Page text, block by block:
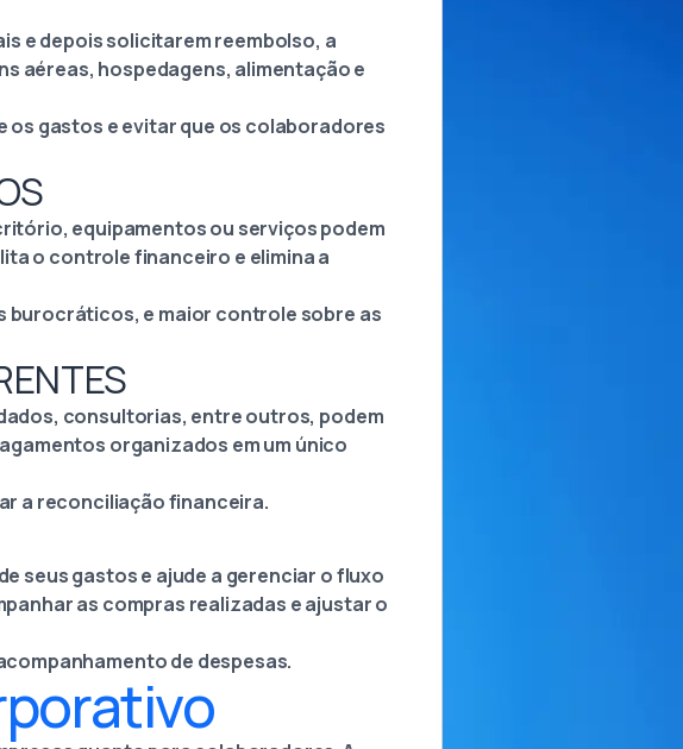
e depois solicitarem reembolso, a
aéreas, hospedagens, alimentação e
gastos e evitar que os colaboradores
equipamentos ou serviços podem
o controle financeiro e elimina a
burocráticos, e maior controle sobre as
consultorias, entre outros, podem
organizados em um único
a reconciliação financeira.
seus gastos e ajude a gerenciar o fluxo
as compras realizadas e ajustar o
de despesas.